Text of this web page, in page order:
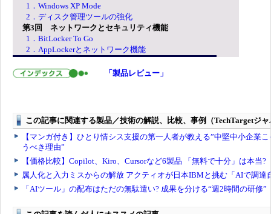
1．Windows XP Mode
2．ディスク管理ツールの強化
第3回 ネットワークとセキュリティ機能
1．BitLocker To Go
2．AppLockerとネットワーク機能
「製品レビュー」